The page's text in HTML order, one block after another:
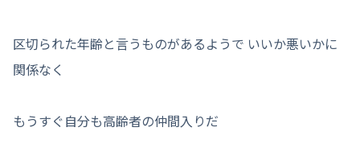
区切られた年齢と言うものがあるようで いいか悪いかに
関係なく
もうすぐ自分も高齢者の仲間入りだ